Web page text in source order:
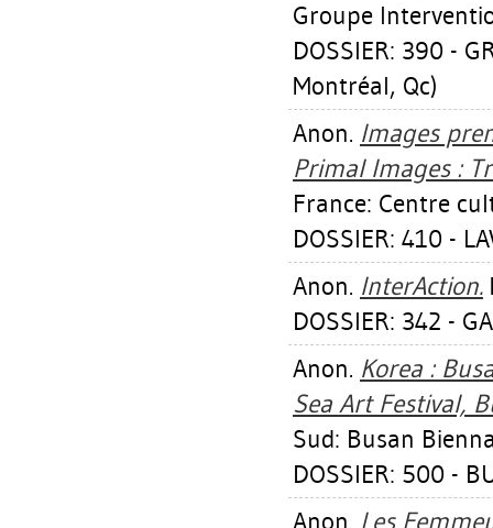
Groupe
DOSSIER: 390 -
Montréal, Qc)
Anon. Images
Primal Images :
France: Centre
DOSSIER: 410 -
Anon. InterAction.
DOSSIER: 342 -
Anon. Korea :
Sea Art Festival,
Sud: Busan
DOSSIER: 500 -
Anon. Les